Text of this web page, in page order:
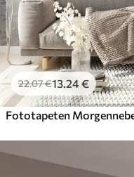
22.07€13.24€